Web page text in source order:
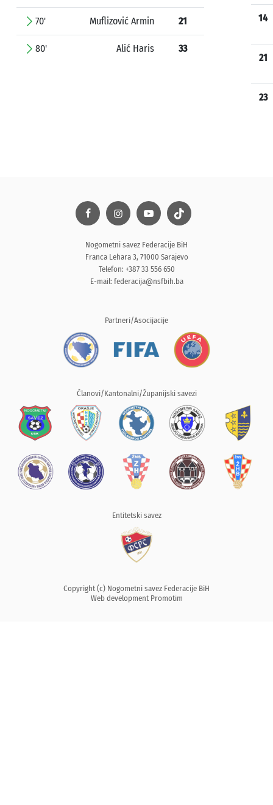
70' Muflizović Armin 21
80' Alić Haris 33
14
21
23
Nogometni savez Federacije BiH
Franca Lehara 3, 71000 Sarajevo
Telefon: +387 33 556 650
E-mail: federacija@nsfbih.ba
Partneri/Asocijacije
Članovi/Kantonalni/Županijski savezi
Entitetski savez
Copyright (c) Nogometni savez Federacije BiH
Web development Promotim